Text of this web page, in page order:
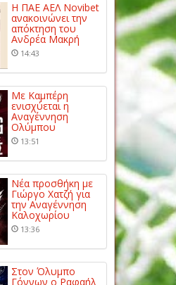
Η ΠΑΕ ΑΕΛ Novibet
ανακοινώνει την
απόκτηση του
Ανδρέα Μακρή
14:43
Με Καμπέρη
ενισχύεται η
Αναγέννηση
Ολύμπου
13:51
Νέα προσθήκη με
Γιώργο Χατζή για
την Αναγέννηση
Καλοχωρίου
13:36
Στον Όλυμπο
Γόννων ο Ραφαήλ